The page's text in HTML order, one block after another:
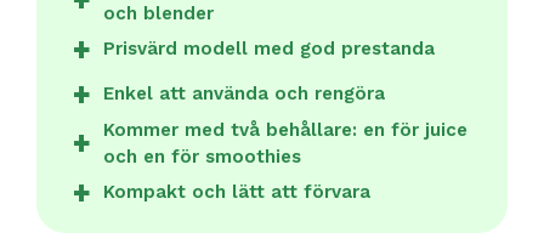
och blender
Prisvärd modell med god prestanda
Enkel att använda och rengöra
Kommer med två behållare: en för juice
och en för smoothies
Kompakt och lätt att förvara